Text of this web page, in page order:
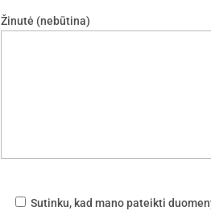
Žinutė (nebūtina)
Sutinku, kad mano pateikti